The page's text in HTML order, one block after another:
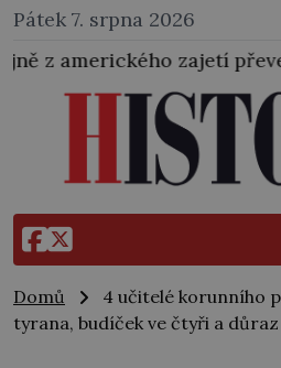
Pátek 7. srpna 2026
převezen bývalý státní
Domů
4 učitelé korunního
tyrana, budíček ve čtyři a